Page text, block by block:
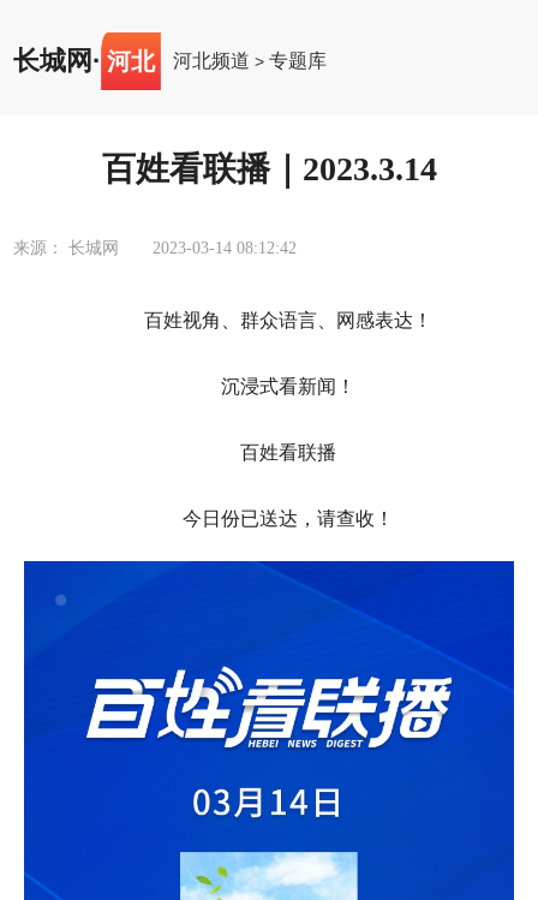
长城网 · 河北 河北频道 >专题库
百姓看联播｜2023.3.14
来源： 长城网 2023-03-14 08:12:42
百姓视角、群众语言、网感表达！
沉浸式看新闻！
百姓看联播
今日份已送达，请查收！